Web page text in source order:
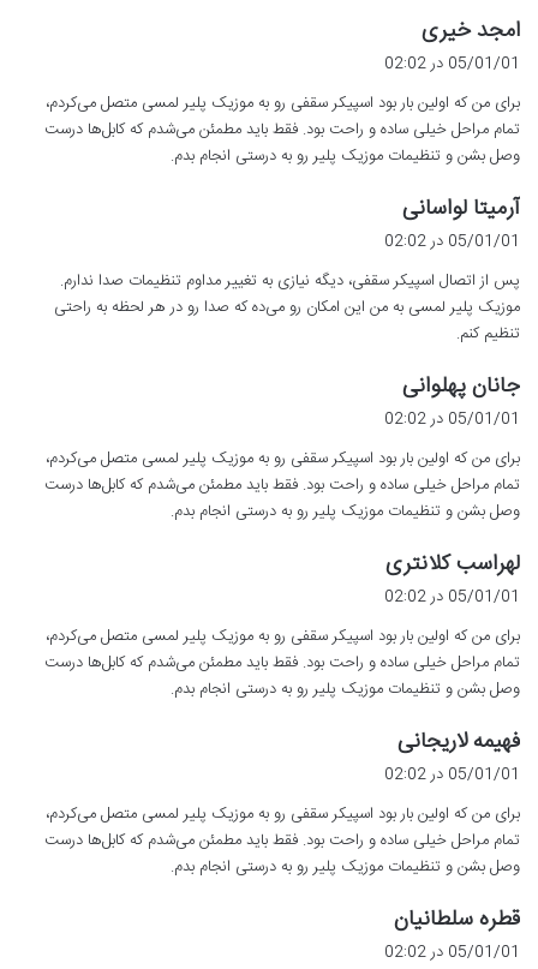
امجد خیری
ف
:
05/01/01 در 02:02
برای من که اولین بار بود اسپیکر سقفی رو به موزیک پلیر لمسی متصل می‌کردم،
تمام مراحل خیلی ساده و راحت بود. فقط باید مطمئن می‌شدم که کابل‌ها درست
وصل بشن و تنظیمات موزیک پلیر رو به درستی انجام بدم.
آرمیتا لواسانی
ف
:
05/01/01 در 02:02
پس از اتصال اسپیکر سقفی، دیگه نیازی به تغییر مداوم تنظیمات صدا ندارم.
موزیک پلیر لمسی به من این امکان رو می‌ده که صدا رو در هر لحظه به راحتی
تنظیم کنم.
جانان پهلوانی
ف
:
05/01/01 در 02:02
برای من که اولین بار بود اسپیکر سقفی رو به موزیک پلیر لمسی متصل می‌کردم،
تمام مراحل خیلی ساده و راحت بود. فقط باید مطمئن می‌شدم که کابل‌ها درست
وصل بشن و تنظیمات موزیک پلیر رو به درستی انجام بدم.
لهراسب کلانتری
:
05/01/01 در 02:02
برای من که اولین بار بود اسپیکر سقفی رو به موزیک پلیر لمسی متصل می‌کردم،
تمام مراحل خیلی ساده و راحت بود. فقط باید مطمئن می‌شدم که کابل‌ها درست
وصل بشن و تنظیمات موزیک پلیر رو به درستی انجام بدم.
فهیمه لاریجانی
ف
:
05/01/01 در 02:02
برای من که اولین بار بود اسپیکر سقفی رو به موزیک پلیر لمسی متصل می‌کردم،
تمام مراحل خیلی ساده و راحت بود. فقط باید مطمئن می‌شدم که کابل‌ها درست
وصل بشن و تنظیمات موزیک پلیر رو به درستی انجام بدم.
قطره سلطانیان
ف
05/01/01 در 02:02